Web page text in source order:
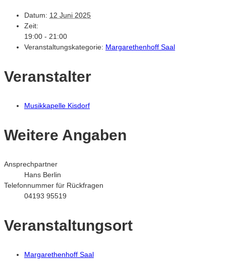
Datum: 12 Juni 2025
Zeit:
19:00 - 21:00
Veranstaltungskategorie: Margarethenhoff Saal
Veranstalter
Musikkapelle Kisdorf
Weitere Angaben
Ansprechpartner
Hans Berlin
Telefonnummer für Rückfragen
04193 95519
Veranstaltungsort
Margarethenhoff Saal